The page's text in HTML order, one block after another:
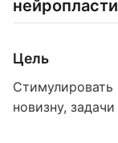
Цель
Стимулировать
новизну,